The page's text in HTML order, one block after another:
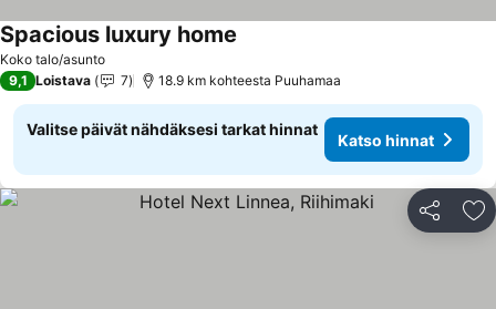
Koko talo/asunto
Spacious luxury home
9,1 Loistava 7 18.9 km kohteesta Puuhamaa
Valitse päivät nähdäksesi tarkat hinnat
Katso hinnat
Jaa